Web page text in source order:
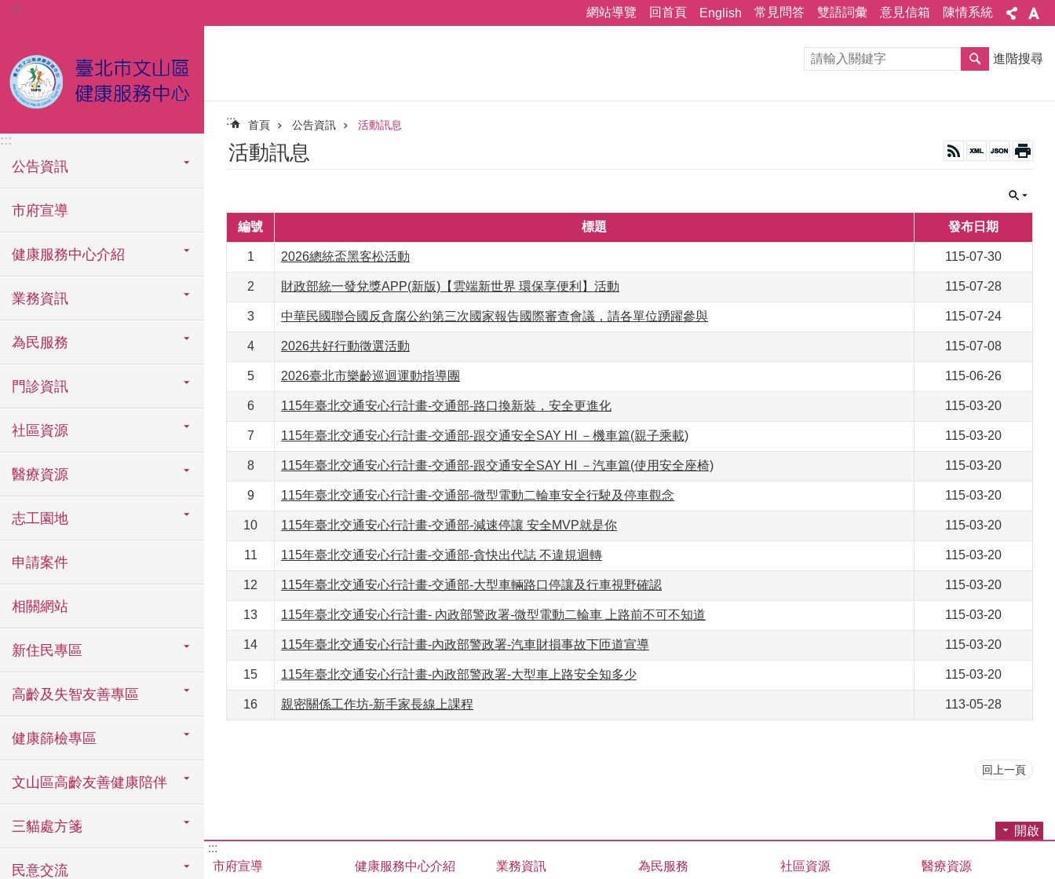
跳到主要內容區塊
::: 網站導覽 回首頁 English 常見問答 雙語詞彙 意見信箱 陳情系統
:::
公告資訊
市府宣導
健康服務中心介紹
業務資訊
為民服務
門診資訊
社區資源
醫療資源
志工園地
申請案件
相關網站
新住民專區
高齡及失智友善專區
健康篩檢專區
文山區高齡友善健康陪伴
三貓處方箋
民意交流
進階搜尋
::: 首頁 公告資訊 活動訊息
活動訊息
編號 標題 發布日期
1 2026總統盃黑客松活動 115-07-30
2 財政部統一發兌獎APP(新版)【雲端新世界 環保享便利】活動 115-07-28
3 中華民國聯合國反貪腐公約第三次國家報告國際審查會議，請各單位踴躍參與 115-07-24
4 2026共好行動徵選活動 115-07-08
5 2026臺北市樂齡巡迴運動指導團 115-06-26
6 115年臺北交通安心行計畫-交通部-路口換新裝，安全更進化 115-03-20
7 115年臺北交通安心行計畫-交通部-跟交通安全SAY HI －機車篇(親子乘載) 115-03-20
8 115年臺北交通安心行計畫-交通部-跟交通安全SAY HI －汽車篇(使用安全座椅) 115-03-20
9 115年臺北交通安心行計畫-交通部-微型電動二輪車安全行駛及停車觀念 115-03-20
10 115年臺北交通安心行計畫-交通部-減速停讓 安全MVP就是你 115-03-20
11 115年臺北交通安心行計畫-交通部-貪快出代誌 不違規迴轉 115-03-20
12 115年臺北交通安心行計畫-交通部-大型車輛路口停讓及行車視野確認 115-03-20
13 115年臺北交通安心行計畫- 內政部警政署-微型電動二輪車 上路前不可不知道 115-03-20
14 115年臺北交通安心行計畫-內政部警政署-汽車財損事故下匝道宣導 115-03-20
15 115年臺北交通安心行計畫-內政部警政署-大型車上路安全知多少 115-03-20
16 親密關係工作坊-新手家長線上課程 113-05-28
回上一頁
開啟
:::
市府宣導
健康服務中心介紹 業務資訊 為民服務 社區資源 醫療資源